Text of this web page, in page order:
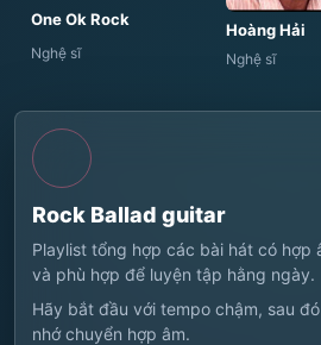
One Ok Rock
Nghệ sĩ
Hoàng Hải
Nghệ sĩ
Rock Ballad guitar
Playlist tổng hợp các bài hát có hợp
và phù hợp để luyện tập hằng ngày.
Hãy bắt đầu với tempo chậm, sau
nhớ chuyển hợp âm.